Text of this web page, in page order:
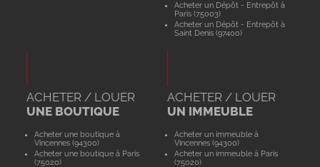
Acheter un Dépôt - Entrepôt à
Paris (75003)
Acheter un Dépôt - Entrepôt à
Saint Denis (97400)
ACHETER / LOUER
UNE BOUTIQUE
Acheter une boutique à
Vincennes (94300)
Acheter une boutique à Paris
(75020)
ACHETER / LOUER
UN IMMEUBLE
Acheter un immeuble à
Vincennes (94300)
Acheter un immeuble à Paris
(75020)